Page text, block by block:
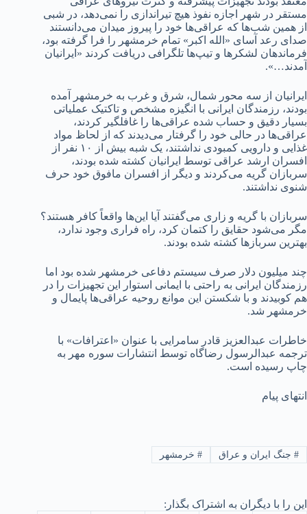
مستقر در شهر اجازه نفوذ هیچ تیراندازی را نمی‌دهد، در شبی
از همین شب‌ها که عراقی‌ها خود را پیروز میدان می‌دانستند
صدای رعد آسای «الله اکبر» تمام خرمشهر را فرا گرفته بود،
فرماندهان لشکرها و تیپ‌ها تلگرافی دریافت کردند «ایرانیان
آمدند…».
ایرانیان از سه محور شمال، شرق و غرب به خرمشهر آمده
بودند، رزمندگان ایرانی با انگیزه مشخص و تاکتیک عملیاتی
بسیار دقیق و حساب شده عراقی‌ها را غافلگیر کردند،
عراقی‌ها در حالی خود را گرفتار می‌دیدند که از لحاظ مواد
غذایی و دارویی کمبودی نداشتند، یک شبه بیش از ۱۰ نفر از
افسران ارشد عراقی توسط ایرانیان کشته شده بودند،
سربازان گریه می‌کردند و دیگر از افسران مافوق خود حرف
شنوی نداشتند.
سربازان با گریه و زاری می‌گفتند آیا این‌ها واقعاً کافر هستند؟
مگر می‌شود حقایق را کتمان کرد، راه فراری وجود ندارد،
بهترین سربازها کشته شده بودند.
چند میلیون دلار صرف سیستم دفاعی خرمشهر شده بود اما
رزمندگان ایرانی به راحتی با ایمانی استوار این تجهیزات را در
هم کوبیدند و با شکستن این موانع روحیه عراقی‌ها پایمال و
خرمشهر شد.
خاطرات عبدالعزیز قادر سامرایی با عنوان «اعترافات» با
ترجمه عبدالرسول رضاگاه توسط انتشارات سوره مهر به
چاپ رسیده است.
انتهای پیام
#جنگ ایران و عراق #خرمشهر
این را با دیگران به اشتراک بگذار: